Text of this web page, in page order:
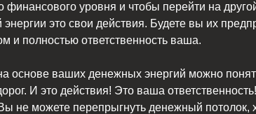
финансового уровня и чтобы перейти на
это свои действия. Будете вы их
и полностью ответственность ваша.
основе ваших денежных энергий можно
И это действия! Это ваша
не можете перепрыгнуть денежный потолок,